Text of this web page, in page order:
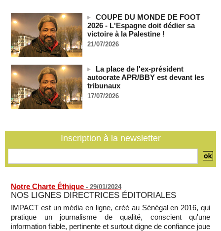
demande une enquête pour crime de guerre
07/08/2026 -
Côte d'Ivoire : le président Ouattara accorde la grâce à 4.661
détenus
07/08/2026 -
Plagiat à Cambridge - L’université va réexaminer le
recrutement de ses enseignants
07/08/2026 -
La Türkiye, l’Arabie saoudite et le Pakistan signent un accord
conjoint de défense à La Mecque
La Bourse de Paris termine en hausse et poursuit sa course
07/08/2026 -
COUPE DU MONDE DE FOOT
2026 - L'Espagne doit dédier sa
victoire à la Palestine !
21/07/2026
La place de l'ex-président
autocrate APR/BBY est devant les
tribunaux
17/07/2026
Inscription à la newsletter
Notre Charte Éthique - 29/01/2024
NOS LIGNES DIRECTRICES ÉDITORIALES
IMPACT est un média en ligne, créé au Sénégal en 2016, qui
pratique un journalisme de qualité, conscient qu'une
information fiable, pertinente et surtout digne de confiance joue